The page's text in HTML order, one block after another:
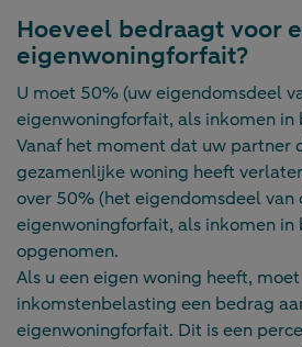
Hoeveel bedraagt voor
eigenwoningforfait?
U moet 50% (uw eigendomsdeel
eigenwoningforfait, als inkomen in
Vanaf het moment dat uw partner
gezamenlijke woning heeft
over 50% (het eigendomsdeel van
eigenwoningforfait, als inkomen in
opgenomen.
Als u een eigen woning heeft,
inkomstenbelasting een bedrag
eigenwoningforfait. Dit is een